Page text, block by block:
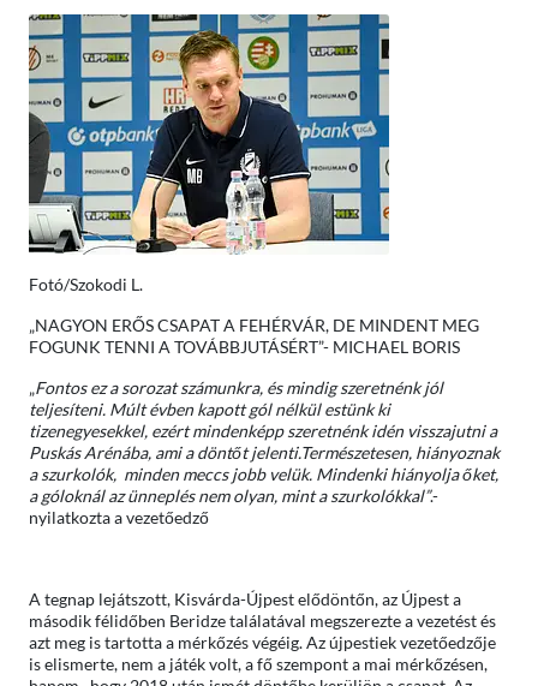
Fotó/Szokodi L.
„NAGYON ERŐS CSAPAT A FEHÉRVÁR, DE MINDENT MEG
FOGUNK TENNI A TOVÁBBJUTÁSÉRT”- MICHAEL BORIS
„Fontos ez a sorozat számunkra, és mindig szeretnénk jól
teljesíteni. Múlt évben kapott gól nélkül estünk ki
tizenegyesekkel, ezért mindenképp szeretnénk idén visszajutni a
Puskás Arénába, ami a döntőt jelenti.Természetesen, hiányoznak
a szurkolók, minden meccs jobb velük. Mindenki hiányolja őket,
a góloknál az ünneplés nem olyan, mint a szurkolókkal”.-
nyilatkozta a vezetőedző
A tegnap lejátszott, Kisvárda-Újpest elődöntőn, az Újpest a
második félidőben Beridze találatával megszerezte a vezetést és
azt meg is tartotta a mérkőzés végéig. Az újpestiek vezetőedzője
is elismerte, nem a játék volt, a fő szempont a mai mérkőzésen,